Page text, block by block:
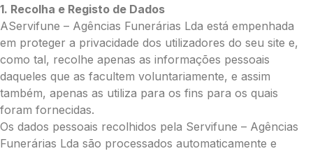
Pequena (€85)
Média (€100)
Grande (€115)
Coração:
Pequena (€85)
Média (€100)
Grande (€115)
Coroa:
1. Recolha e Registo de Dados
AServifune – Agências Funerárias Lda está empenhada
em proteger a privacidade dos utilizadores do seu site e,
como tal, recolhe apenas as informações pessoais
daqueles que as facultem voluntariamente, e assim
também, apenas as utiliza para os fins para os quais
foram fornecidas.
Os dados pessoais recolhidos pela Servifune – Agências
Funerárias Lda são processados automaticamente e